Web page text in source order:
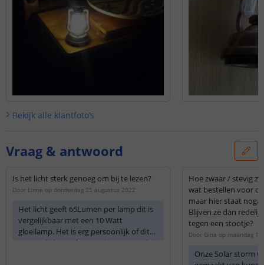
Bekijk alle klantfoto’s
Vraag & antwoord
Is het licht sterk genoeg om bij te lezen?
Door Linne op donderdag 25 augustus 2022
Het licht geeft 65Lumen per lamp dit is
vergelijkbaar met een 10 Watt
gloeilamp. Het is erg persoonlijk of dit
genoeg licht geeft om te lezen. Maar bij
Hoe zwaar / stevig
wat bestellen voor
maar hier staat
Blijven ze dan
tegen een stootje?
Door Gina op maandag
Onze Solar storm